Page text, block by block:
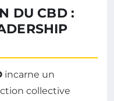
DU CBD :
incarne un
collective